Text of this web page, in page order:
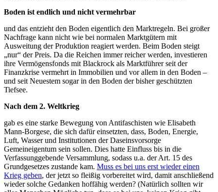
Boden ist endlich und nicht vermehrbar
und das entzieht den Boden eigentlich den Marktregeln. Bei großer
Nachfrage kann nicht wie bei normalen Marktgütern mit
Ausweitung der Produktion reagiert werden. Beim Boden steigt
„nur“ der Preis. Da die Reichen immer reicher werden, investieren
ihre Vermögensfonds mit Blackrock als Marktführer seit der
Finanzkrise vermehrt in Immobilien und vor allem in den Boden –
und seit Neuestem sogar in den Boden der bisher geschützten
Tiefsee.
Nach dem 2. Weltkrieg
gab es eine starke Bewegung von Antifaschisten wie Elisabeth
Mann-Borgese, die sich dafür einsetzten, dass, Boden, Energie,
Luft, Wasser und Institutionen der Daseinsvorsorge
Gemeineigentum sein sollen. Dies hatte Einfluss bis in die
Verfassunggebende Versammlung, sodass u.a. der Art. 15 des
Grundgesetzes zustande kam. Muss es bei uns erst wieder einen
Krieg geben, der jetzt so fleißig vorbereitet wird, damit anschließend
wieder solche Gedanken hoffähig werden? (Natürlich sollten wir